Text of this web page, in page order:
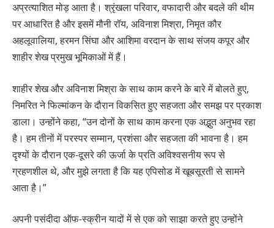
अप्रत्याशित मोड़ आता है। श्रृंखला परिवार, वफादारी और बदले की थीम
पर आधारित है और इसमें मौनी रॉय, अविनाश मिश्रा, निमृत कौर
अहलूवालिया, हरमन सिंघा और आशिमा वरदान के साथ संजय कपूर और
शाहीर शेख प्रमुख भूमिकाओं में हैं।
शाहीर शेख और अविनाश मिश्रा के साथ काम करने के बारे में बोलते हुए,
निमरित ने फिल्मांकन के दौरान विकसित हुए सहजता और समझ पर प्रकाश
डाला। उन्होंने कहा, “उन दोनों के साथ काम करना एक अद्भुत अनुभव रहा
है। हम तीनों में परस्पर सम्मान, प्रशंसा और सहजता की भावना है। हम
दृश्यों के दौरान एक-दूसरे की ऊर्जा के प्रति अविश्वसनीय रूप से
ग्रहणशील थे, और मुझे लगता है कि यह एपिसोड में खूबसूरती से सामने
आता है।”
अपनी पसंदीदा ऑफ-स्क्रीन यादों में से एक को साझा करते हुए उन्होंने